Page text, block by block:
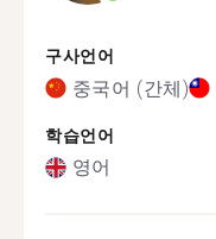
구사언어
중국어 (간체)
학습언어
영어